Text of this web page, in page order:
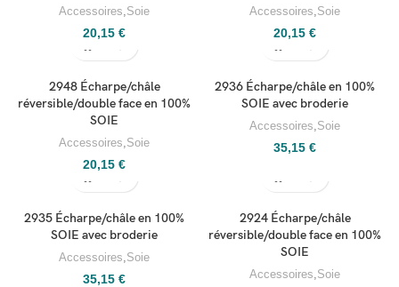
Accessoires Soie
20,15 €
Accessoires Soie
20,15 €
2948 Écharpe/châle
réversible/double face en 100%
SOIE
Accessoires Soie
20,15 €
2936 Écharpe/châle en 100%
SOIE avec broderie
Accessoires Soie
35,15 €
2935 Écharpe/châle en 100%
SOIE avec broderie
Accessoires Soie
35,15 €
2924 Écharpe/châle
réversible/double face en 100%
SOIE
Accessoires Soie